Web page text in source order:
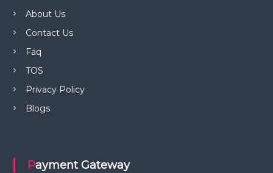
o
s
About Us
Contact Us
Faq
TOS
Privacy Policy
Blogs
Payment Gateway